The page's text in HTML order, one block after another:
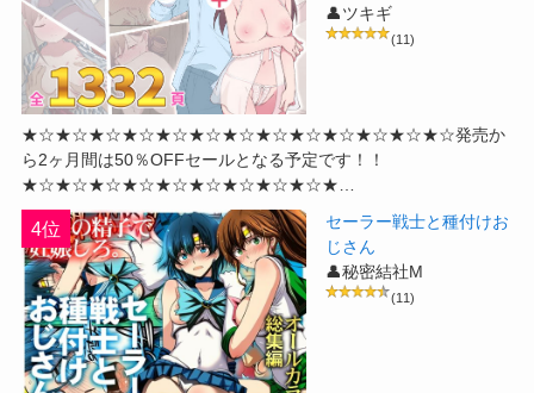
👤ツキギ
(11)
★☆★☆★☆★☆★☆★☆★☆★☆★☆★☆★☆★☆★☆発売か
ら2ヶ月間は50％OFFセールとなる予定です！！
★☆★☆★☆★☆★☆★☆★☆★☆★☆★…
4位
セーラー戦士と種付けお
じさん
👤秘密結社M
(11)